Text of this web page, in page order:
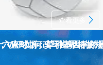
VAR如何改写世界杯的
座球场：草种基因的跨
查看更多